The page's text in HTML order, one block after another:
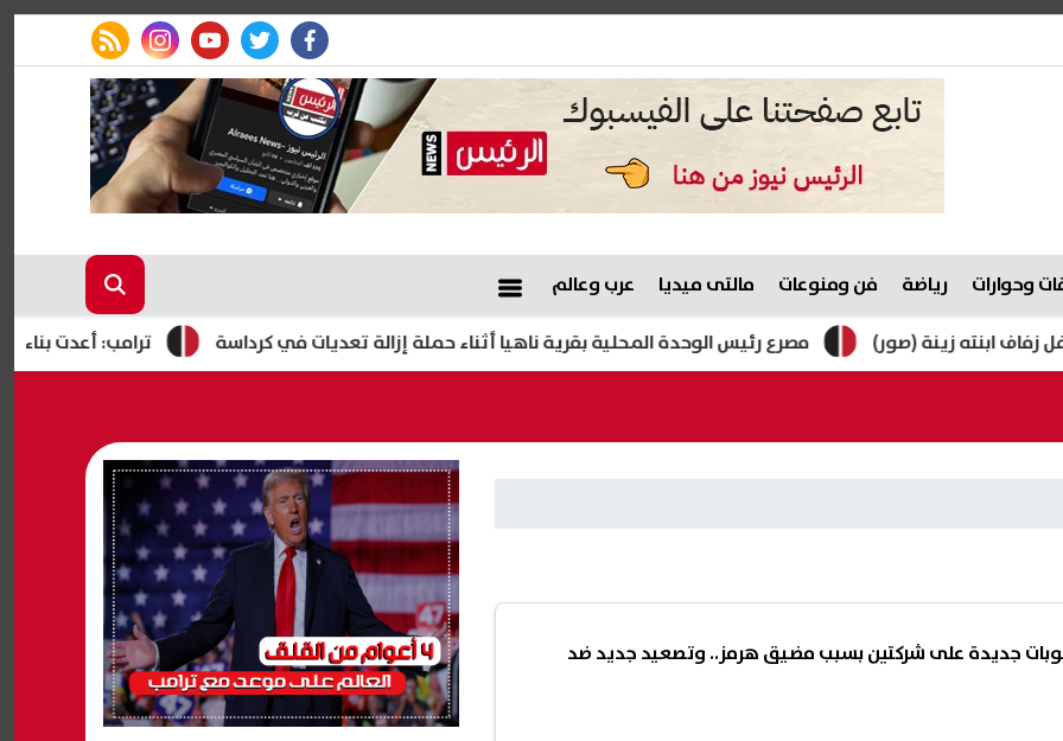
facebook
twitter
youtube
instagram
rss feed
وحوارات رياضة فن ومنوعات مالتى ميديا
عرب وعالم
ترامب: أعدت بناء الجيش
مصرع رئيس الوحدة المحلية بقرية ناهيا أثناء حملة إزالة تعديات في كرداسة زينة (صور)
جديدة على شركتين بسبب مضيق هرمز.. وتصعيد جديد ضد